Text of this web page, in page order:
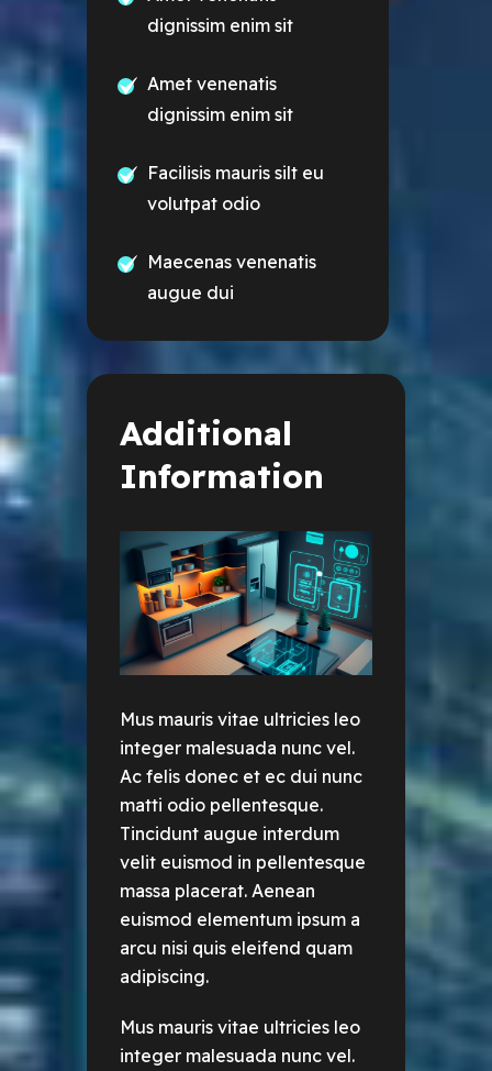
dignissim enim sit
Amet venenatis
dignissim enim sit
Facilisis mauris silt eu
volutpat odio
Maecenas venenatis
augue dui
Additional
Information
Mus mauris vitae ultricies leo
integer malesuada nunc vel.
Ac felis donec et ec dui nunc
matti odio pellentesque.
Tincidunt augue interdum
velit euismod in pellentesque
massa placerat. Aenean
euismod elementum ipsum a
arcu nisi quis eleifend quam
adipiscing.
Mus mauris vitae ultricies leo
integer malesuada nunc vel.